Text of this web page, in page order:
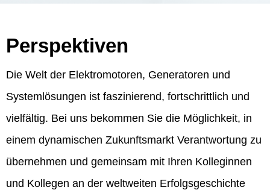
Perspektiven
Die Welt der Elektromotoren, Generatoren und
Systemlösungen ist faszinierend, fortschrittlich und
vielfältig. Bei uns bekommen Sie die Möglichkeit, in
einem dynamischen Zukunftsmarkt Verantwortung zu
übernehmen und gemeinsam mit Ihren Kolleginnen
und Kollegen an der weltweiten Erfolgsgeschichte